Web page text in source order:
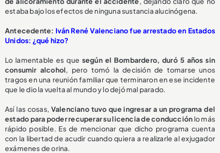
estaba bajo los efectos de ninguna sustancia alucinógena.
Antecedente: Iván René Valenciano fue arrestado en Estados
Unidos: ¿qué hizo?
Lo lamentable es que según el Bombardero, duró 5 años sin
consumir alcohol, pero tomó la decisión de tomarse unos
tragos en una reunión familiar que terminaron en ese incidente
que le dio la vuelta al mundo y lo dejó mal parado.
Así las cosas, Valenciano tuvo que ingresar a un programa del
estado para poder recuperar su licencia de conducción lo más
rápido posible. Es de mencionar que dicho programa cuenta
con la libertad de acudir cuando quiera a realizarle al exjugador
exámenes de orina.